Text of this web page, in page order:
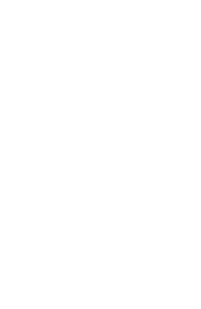
Phường 1, thành
có vị trí và hệ
hiện nay.
Lạt khoảng 10p đi